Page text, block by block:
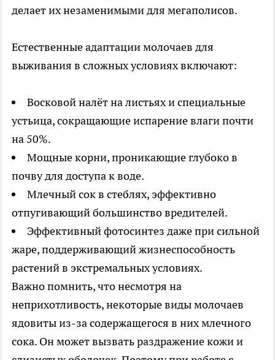
делает их незаменимыми для мегаполисов.
Естественные адаптации молочаев для
выживания в сложных условиях включают:
Восковой налёт на листьях и специальные
устьица, сокращающие испарение влаги почти
на 50%.
Мощные корни, проникающие глубоко в
почву для доступа к воде.
Млечный сок в стеблях, эффективно
отпугивающий большинство вредителей.
Эффективный фотосинтез даже при сильной
жаре, поддерживающий жизнеспособность
растений в экстремальных условиях.
Важно помнить, что несмотря на
неприхотливость, некоторые виды молочаев
ядовиты из-за содержащегося в них млечного
сока. Он может вызвать раздражение кожи и